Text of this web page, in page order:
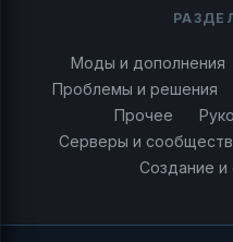
Моды и дополнения
Проблемы и решения
Прочее
Серверы и
Создание и